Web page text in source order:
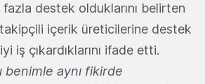
destek olduklarını belirten
içerik üreticilerine destek
iş çıkardıklarını ifade etti.
benimle aynı fikirde